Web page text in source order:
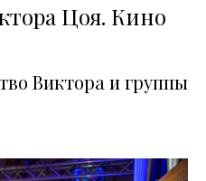
Цоя. Кино
Виктора и группы